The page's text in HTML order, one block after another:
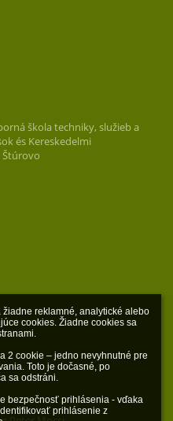
žiadne reklamné, analytické alebo
cookies. Žiadne cookies sa
2 cookie – jedno nevyhnutné pre
Toto je dočasné, po
sa odstráni.
bezpečnosť prihlásenia - vďaka
prihlásenie z
škola techniky, služieb a
és Kereskedelmi
Štúrovo